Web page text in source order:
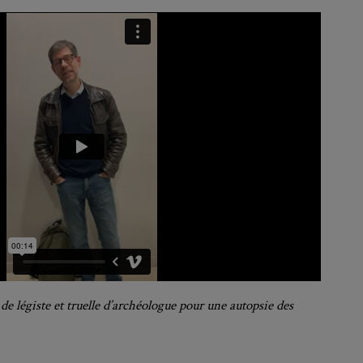
légiste et truelle d’archéologue pour une autopsie des